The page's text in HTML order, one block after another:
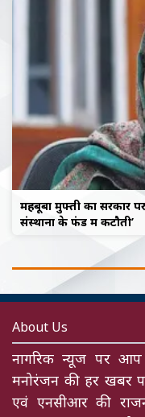
महबूबा मुफ्ती का सरकार
संस्थानों के फंड में कटौती’
About Us
नागरिक न्यूज पर
मनोरंजन की हर खबर
एवं एनसीआर की